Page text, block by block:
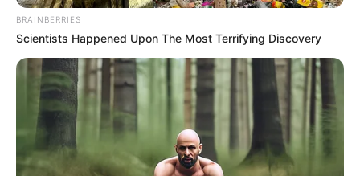
BRAINBERRIES
Scientists Happened Upon The Most Terrifying Discovery